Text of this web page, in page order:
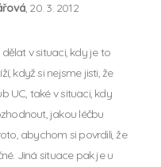
, 20. 3. 2012
v situaci, kdy je to
když si nejsme jisti, že
UC, také v situaci, kdy
jakou léčbu
abychom si povrdili, že
Jiná situace pak je u